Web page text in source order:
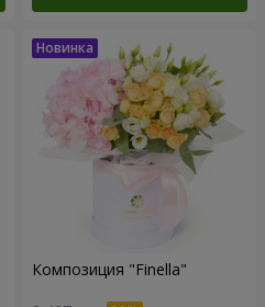
Композиция "Finella"